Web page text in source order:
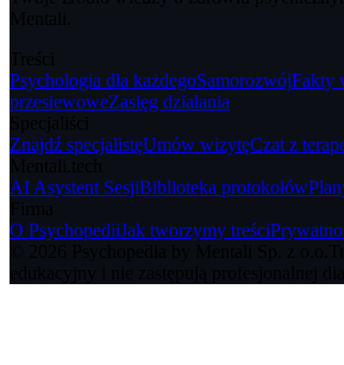
Psychologia dla każdegoSamorozwójFakty
przesiewoweZasięg działania
Znajdź specjalistęUmów wizytęCzat z
AI Asystent SesjiBiblioteka protokołów
O PsychopediiJak tworzymy treści